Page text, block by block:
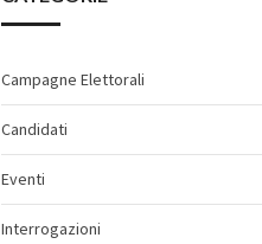
Campagne Elettorali
Candidati
Eventi
Interrogazioni